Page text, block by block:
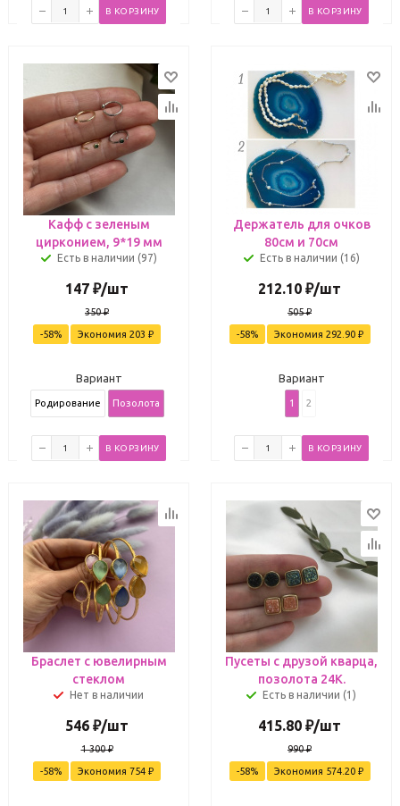
В КОРЗИНУ В КОРЗИНУ
Кафф с зеленым
цирконием, 9*19 мм
Есть в наличии (97)
147 ₽/шт
350₽
-58% Экономия 203 ₽
Вариант
Родирование Позолота
В КОРЗИНУ
Держатель для очков
80см и 70см
Есть в наличии (16)
212.10 ₽/шт
505₽
-58% Экономия 292.90₽
Вариант
1 2
В КОРЗИНУ
Браслет с ювелирным
стеклом
Нет в наличии
546 ₽/шт
1 300₽
-58% Экономия 754 ₽
Пусеты с друзой кварца,
позолота 24К.
Есть в наличии (1)
415.80 ₽/шт
990₽
-58% Экономия 574.20₽